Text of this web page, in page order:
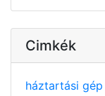
Cimkék
háztartási gép